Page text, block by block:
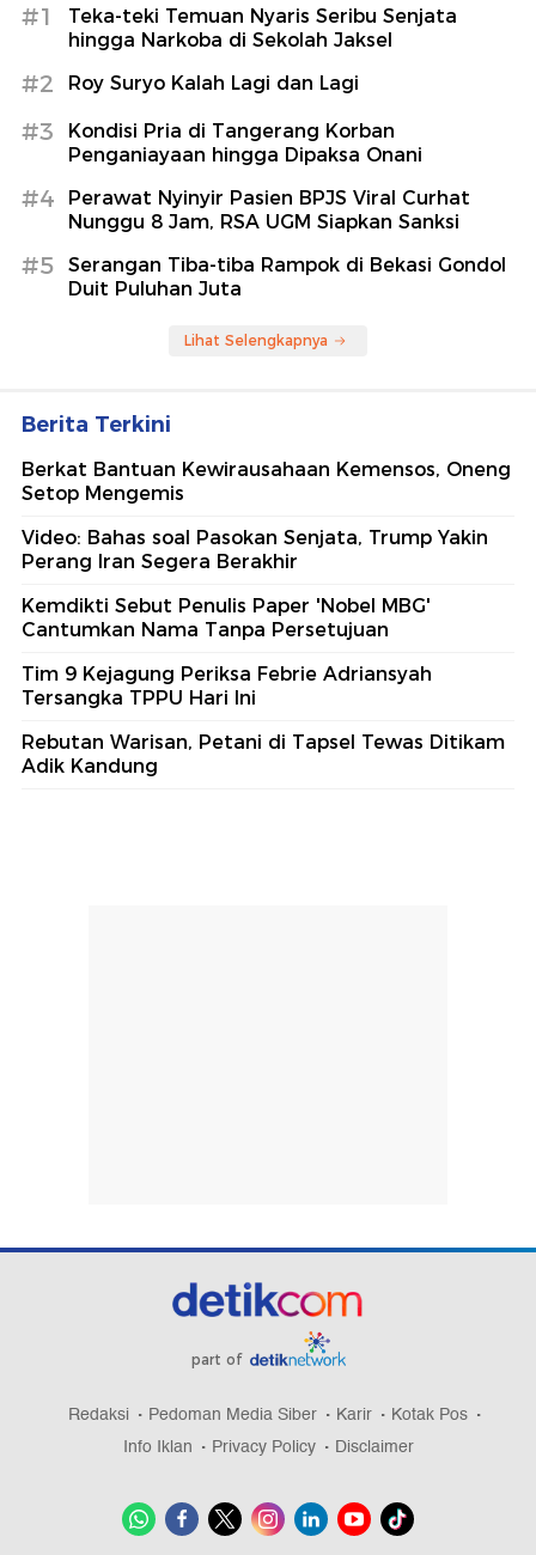
#1
Teka-teki Temuan Nyaris Seribu Senjata
hingga Narkoba di Sekolah Jaksel
#2 Roy Suryo Kalah Lagi dan Lagi
#3
Kondisi Pria di Tangerang Korban
Penganiayaan hingga Dipaksa Onani
#4
Perawat Nyinyir Pasien BPJS Viral Curhat
Nunggu 8 Jam, RSA UGM Siapkan Sanksi
#5
Serangan Tiba-tiba Rampok di Bekasi Gondol
Duit Puluhan Juta
Lihat Selengkapnya
Berita Terkini
Berkat Bantuan Kewirausahaan Kemensos, Oneng
Setop Mengemis
Video: Bahas soal Pasokan Senjata, Trump Yakin
Perang Iran Segera Berakhir
Kemdikti Sebut Penulis Paper 'Nobel MBG'
Cantumkan Nama Tanpa Persetujuan
Tim 9 Kejagung Periksa Febrie Adriansyah
Tersangka TPPU Hari Ini
Rebutan Warisan, Petani di Tapsel Tewas Ditikam
Adik Kandung
part of
Redaksi Pedoman Media Siber Karir
Kotak Pos
Info Iklan
Privacy Policy Disclaimer